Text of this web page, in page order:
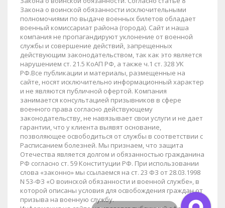
Закона о воинской обязанности исключительными
полномочиями по выдаче военных билетов обладает
военный комиссариат района (города). Сайт и наша
компания не пропагандируют уклонение от военной
службы и совершение действий, запрещенных
действующим законодательством, так как это является
нарушением ст. 21.5 КоАП РФ, а также ч.1 ст. 328 УК
РФ.Все публикации и материалы, размещенные на
сайте, носят исключительно информационный характер
и не являются публичной офертой. Компания
занимается консультацией призывников в сфере
военного права согласно действующему
законодательству, не навязывает свои услуги и не дает
гарантии, что у клиента выявят основание,
позволяющее освободиться от службы в соответствии с
Расписанием болезней. Мы признаем, что защита
Отечества является долгом и обязанностью гражданина
РФ согласно ст. 59 Конституции РФ. При использовании
слова «законно» мы ссылаемся на ст. 23 ФЗ от 28.03.1998
N 53-ФЗ «О воинской обязанности и военной службе», в
которой описаны условия для освобождения граждан от
призыва на военную службу.